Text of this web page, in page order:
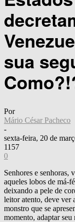
sua
Por
Mário César Pacheco
-
sexta-feira, 20 de
1157
0
Senhores e senhoras,
aqueles lobos de má-
deixando a pele de
leitor atento, deve ver
monstro que se
momento, adaptar seu